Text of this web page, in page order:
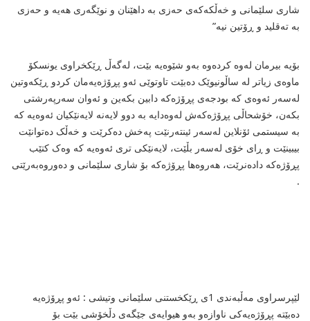
شاری سلێمانی و خه‌ڵکه‌که‌ی حه‌زی به‌ داهێنان و نوێگه‌ری هه‌یه‌ و حه‌زی
به‌ ته‌قلید و ڕۆتین نیه”
بۆیه‌ بیرمان له‌وه‌ کرده‌وه‌ به‌و شێوه‌یه‌ بێت، له‌گه‌ڵ ڕێکخراوی یونسکۆ
ماوه‌ی زیاتر له‌ ساڵونیوێک ده‌بێت تاوتوێی ئه‌و پڕۆژه‌یه‌مان کردو ڕێکه‌وتین
له‌سه‌ر ئه‌وه‌ی که‌ بودجه‌ی پڕۆژه‌که‌ دابین بکه‌ین و ئه‌وان سه‌رپه‌رشتی
بکه‌ن، خۆشحاڵی پڕۆژه‌که‌ش له‌وه‌دایه‌ به‌ دوو لایه‌نه‌ لایه‌نێکیان ئه‌وه‌یه‌ که‌
به‌ سیستمی ئۆنلاین له‌سه‌ر ئینته‌رنێت په‌خش ده‌کرێت و خه‌ڵک ده‌توانێت
بیبینێت و ڕای خۆی له‌سه‌ر بڵێت، لایه‌نێکی تری ئه‌وه‌یه‌ که‌ وه‌ک کتێب
پڕۆژه‌که‌ داده‌نرێت، هه‌روه‌ها پڕۆژه‌که‌ بۆ شاری سلێمانی و ده‌وروه‌به‌رێتی
.
لێپرسراوی مه‌ڵبه‌ندی 1ی ڕێکخستنی سلێمانی وتیشی : ئه‌و پڕۆژه‌یه‌
ده‌بێته‌ پڕۆژه‌یه‌کی ناوازه‌و به‌و هیوایه‌ی جێگه‌ی دڵخۆشی بێت بۆ